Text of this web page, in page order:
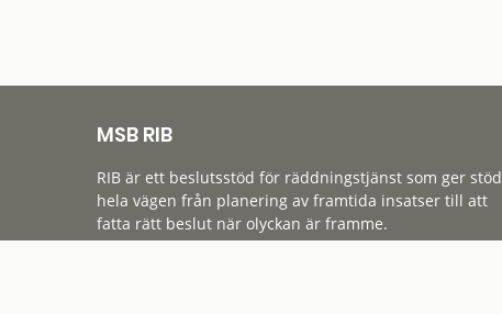
MSB RIB
RIB är ett beslutsstöd för räddningstjänst som ger stöd
hela vägen från planering av framtida insatser till att
fatta rätt beslut när olyckan är framme.